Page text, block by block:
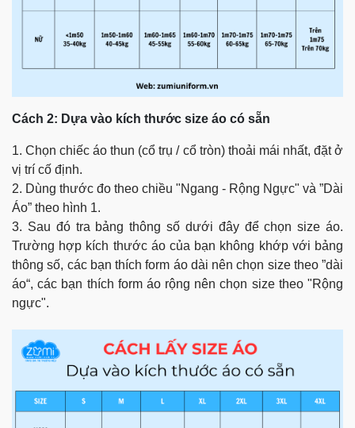
Cách 2: Dựa vào kích thước size áo có sẵn
1. Chọn chiếc áo thun (cổ trụ / cổ tròn) thoải mái nhất, đặt ở
vị trí cố định.
2. Dùng thước đo theo chiều "Ngang - Rộng Ngực" và ”Dài
Áo” theo hình 1.
3. Sau đó tra bảng thông số dưới đây để chọn size áo.
Trường hợp kích thước áo của bạn không khớp với bảng
thông số, các bạn thích form áo dài nên chọn size theo ”dài
áo“, các bạn thích form áo rộng nên chọn size theo "Rộng
ngực".